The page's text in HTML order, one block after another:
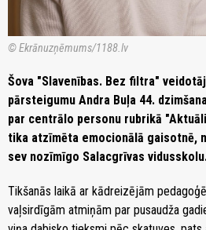
© Ekrānuzņēmums/1188.lv
Šova "Slavenības. Bez filtra"
pārsteigumu Andra Buļa 44.
par centrālo personu rubrikā
tika atzīmēta emocionālā gaisotnē,
sev nozīmīgo Salacgrīvas
Tikšanās laikā ar kādreizējām
vaļsirdīgām atmiņām par pusaudža